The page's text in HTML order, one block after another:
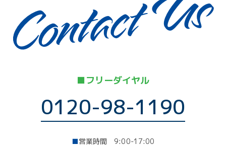
■フリーダイヤル
0120-98-1190
■営業時間 9:00-17:00